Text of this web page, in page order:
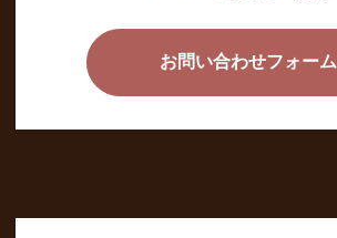
お問い合わせフォーム